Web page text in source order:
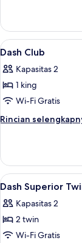
Dash
Villa
2
Lihat
semua
foto
untuk
Dash
Club
7
Dash Club
Kapasitas 2
1 king
Wi-Fi Gratis
Rincian
Rincian
Dash
Club
Lihat
semua
foto
untuk
Dash
4
Dash Superior
Kapasitas 2
2 twin
Wi-Fi Gratis